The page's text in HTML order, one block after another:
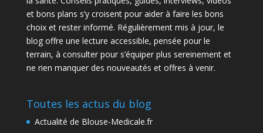
et bons plans s’y croisent pour aider à faire les bons
choix et rester informé. Régulièrement mis à jour, le
blog offre une lecture accessible, pensée pour le
terrain, à consulter pour s’équiper plus sereinement et
ne rien manquer des nouveautés et offres à venir.
Toutes les actus du blog
Actualité de Blouse-Medicale.fr